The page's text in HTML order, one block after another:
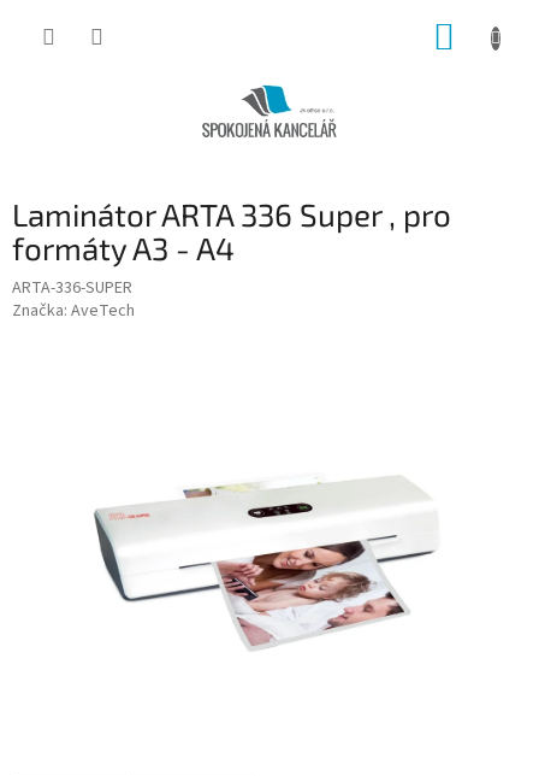
Laminátor ARTA 336 Super , pro
formáty A3 - A4
ARTA-336-SUPER
Značka: AveTech